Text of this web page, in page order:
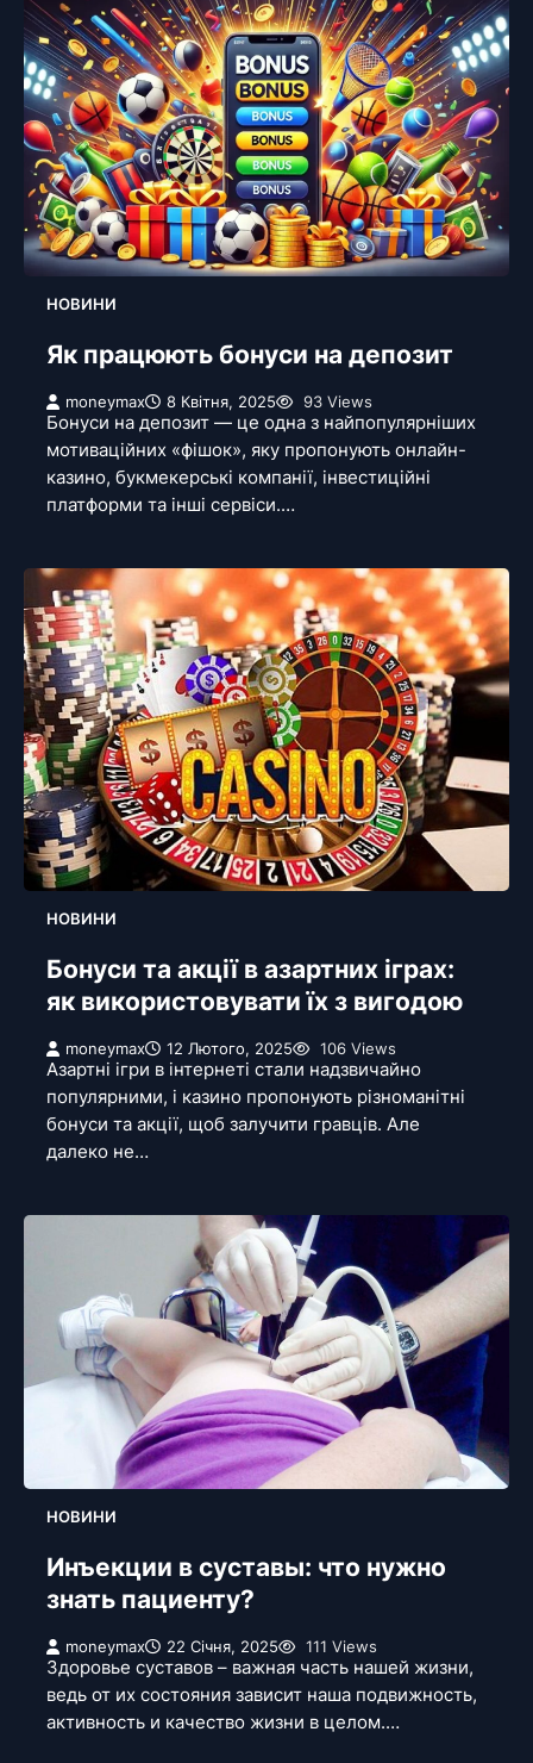
НОВИНИ
Як працюють бонуси на депозит
moneymax 8 Квітня, 2025 93 Views
Бонуси на депозит — це одна з найпопулярніших
мотиваційних «фішок», яку пропонують онлайн-
казино, букмекерські компанії, інвестиційні
платформи та інші сервіси.…
НОВИНИ
Бонуси та акції в азартних іграх:
як використовувати їх з вигодою
moneymax 12 Лютого, 2025 106 Views
Азартні ігри в інтернеті стали надзвичайно
популярними, і казино пропонують різноманітні
бонуси та акції, щоб залучити гравців. Але
далеко не…
НОВИНИ
Инъекции в суставы: что нужно
знать пациенту?
moneymax 22 Січня, 2025 111 Views
Здоровье суставов – важная часть нашей жизни,
ведь от их состояния зависит наша подвижность,
активность и качество жизни в целом.…